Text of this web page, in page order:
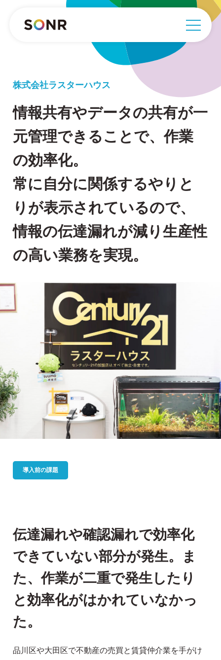
株式会社ラスターハウス
情報共有やデータの共有が一
元管理できることで、作業
の効率化。
常に自分に関係するやりと
りが表示されているので、
情報の伝達漏れが減り生産性
の高い業務を実現。
導入前の課題
伝達漏れや確認漏れで効率化
できていない部分が発生。ま
た、作業が二重で発生したり
と効率化がはかれていなかっ
た。
品川区や大田区で不動産の売買と賃貸仲介業を手がけ